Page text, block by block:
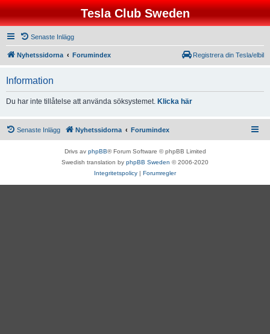
Tesla Club Sweden
Senaste Inlägg
Nyhetssidorna Forumindex Registrera din Tesla/elbil
Information
Du har inte tillåtelse att använda söksystemet. Klicka här
Senaste Inlägg Nyhetssidorna Forumindex
Drivs av phpBB® Forum Software © phpBB Limited
Swedish translation by phpBB Sweden © 2006-2020
Integritetspolicy | Forumregler